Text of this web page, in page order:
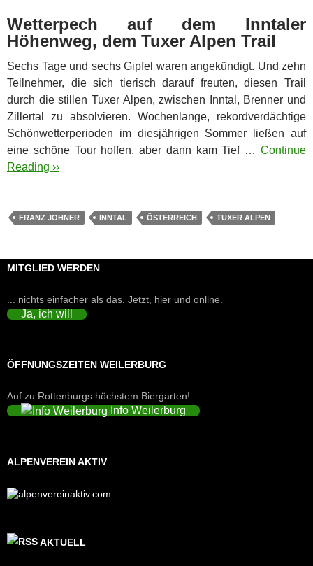
Wetterpech auf dem Inntaler
Höhenweg, dem Tuxer Alpen Trail
Sechs Tage und sechs Gipfel waren angekündigt. Und zehn
Teilnehmer, die sich tierisch darauf freuten, diesen Trail
durch die stillen Tuxer Alpen, zwischen Inntal, Brenner und
Zillertal zu absolvieren. Wochenlange, rekordverdächtige
Schönwetterperioden im diesjährigen Sommer ließen auf
eine schöne Tour hoffen, aber dann kam Tief … Continue
Reading ››
FRANZ JOHNER INNTAL ÖSTERREICH TUXER ALPEN
MITGLIED WERDEN
... nichts einfacher als das. Jetzt, hier und online.
Ja, ich will
ÖFFNUNGSZEITEN WEILERBURG
Auf zu Rottenburgs höchstem Biergarten!
Info Weilerburg
ALPENVEREIN AKTIV
AKTUELL